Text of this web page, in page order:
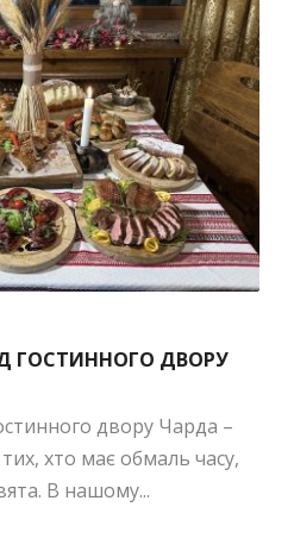
ГОСТИННОГО ДВОРУ
двору Чарда –
хто має обмаль часу,
В нашому...